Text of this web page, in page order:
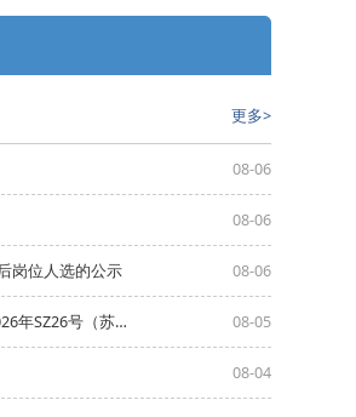
更多>
08-06
08-06
岗位人选的公示 08-06
南京大学关于确定公开招聘准聘长聘岗位聘任候选人的公示 2026年SZ26号（苏州） 08-05
08-04